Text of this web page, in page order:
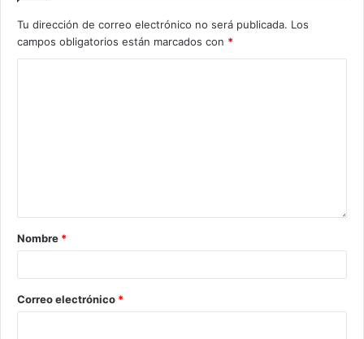
Tu dirección de correo electrónico no será publicada. Los
campos obligatorios están marcados con *
Nombre *
Correo electrónico *